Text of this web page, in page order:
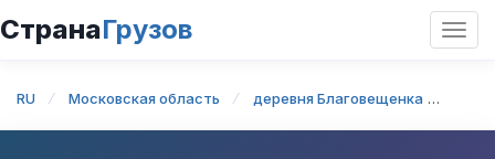
СтранаГрузов
RU Московская область деревня Благовещенка